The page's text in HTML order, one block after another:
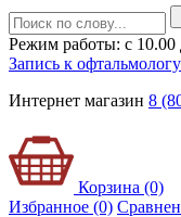
Режим работы: с
Запись к офтальмологу
Интернет магазин 8
Корзина (0)
Избранное (0)